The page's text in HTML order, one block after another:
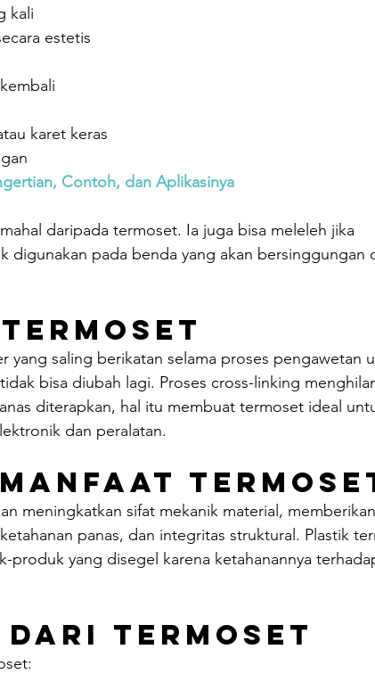
kali
estetis
karet keras
Contoh, dan Aplikasinya
daripada termoset. Ia juga bisa meleleh jika
digunakan pada benda yang akan bersinggungan
yang saling berikatan selama proses pengawetan
bisa diubah lagi. Proses cross-linking
diterapkan, hal itu membuat termoset ideal
dan peralatan.
meningkatkan sifat mekanik material, memberikan
panas, dan integritas struktural. Plastik
produk yang disegel karena ketahanannya
dari Termoset